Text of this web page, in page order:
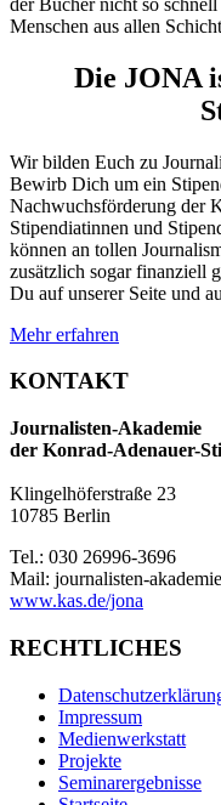
Menschen aus allen
Die JONA
Wir bilden Euch zu
Bewirb Dich um ein
Nachwuchsförderung der
Stipendiatinnen und
können an tollen
zusätzlich sogar finanziell
Du auf unserer Seite und
Mehr erfahren
KONTAKT
Journalisten-Akademie
der Konrad-Adenauer-
Klingelhöferstraße 23
10785 Berlin
Tel.: 030 26996-3696
Mail: journalisten-
www.kas.de/jona
RECHTLICHES
Impressum
Medienwerkstatt
Projekte
Seminarergebnisse